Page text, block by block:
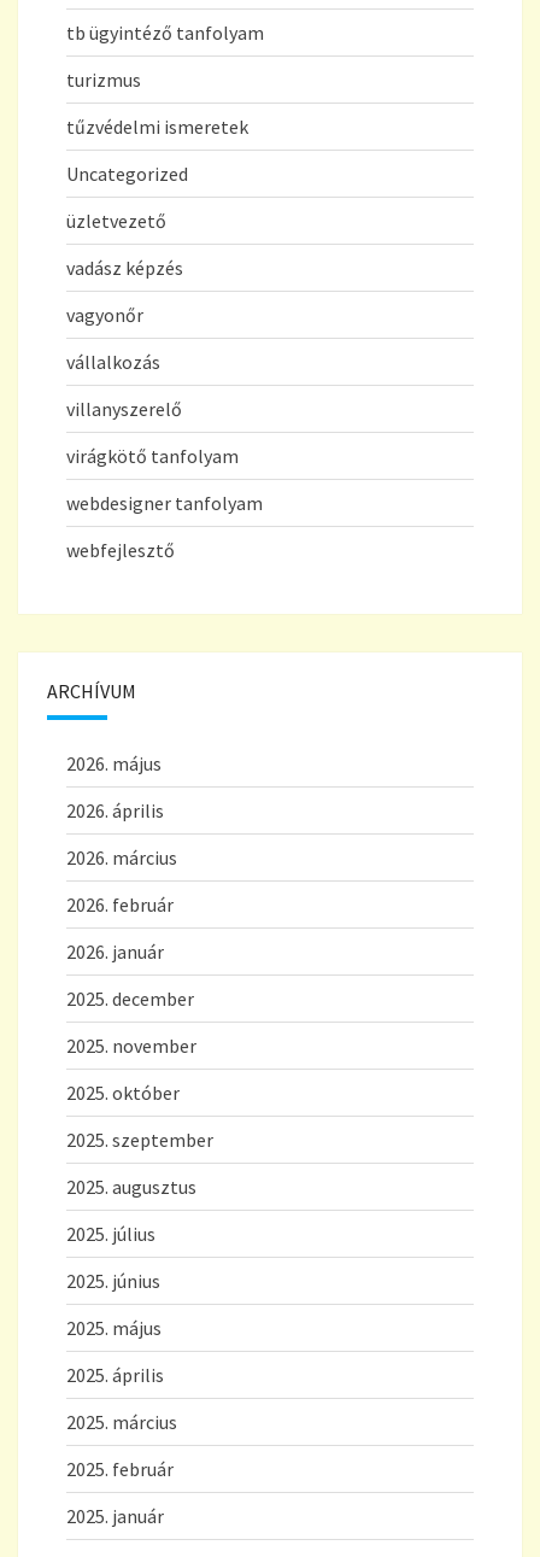
tb ügyintéző tanfolyam
turizmus
tűzvédelmi ismeretek
Uncategorized
üzletvezető
vadász képzés
vagyonőr
vállalkozás
villanyszerelő
virágkötő tanfolyam
webdesigner tanfolyam
webfejlesztő
ARCHÍVUM
2026. május
2026. április
2026. március
2026. február
2026. január
2025. december
2025. november
2025. október
2025. szeptember
2025. augusztus
2025. július
2025. június
2025. május
2025. április
2025. március
2025. február
2025. január